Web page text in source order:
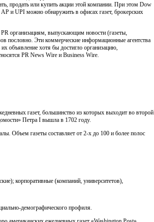
продать или купить акции этой компании. При этом Dow
и UPI можно обнаружить в офисах газет, брокерских
организациям, выпускающим новости (газеты,
пословно. Эти коммерческие информационные агентства
объявление хотя бы достигло организацию,
PR News Wire и Business Wire.
газет, большинство из которых выходит во второй
Петра I вышла в 1702 году.
Объем газеты составляет от 2-х до 100 и более полос
корпоративные (компаний, университетов),
демографического профиля.